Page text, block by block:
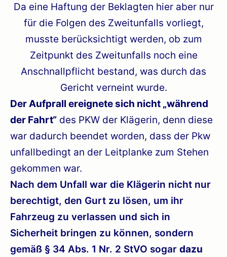
Da eine Haftung der Beklagten hier aber nur
für die Folgen des Zweitunfalls vorliegt,
musste berücksichtigt werden, ob zum
Zeitpunkt des Zweitunfalls noch eine
Anschnallpflicht bestand, was durch das
Gericht verneint wurde.
Der Aufprall ereignete sich nicht „während
der Fahrt“ des PKW der Klägerin, denn diese
war dadurch beendet worden, dass der Pkw
unfallbedingt an der Leitplanke zum Stehen
gekommen war.
Nach dem Unfall war die Klägerin nicht nur
berechtigt, den Gurt zu lösen, um ihr
Fahrzeug zu verlassen und sich in
Sicherheit bringen zu können, sondern
gemäß § 34 Abs. 1 Nr. 2 StVO sogar dazu